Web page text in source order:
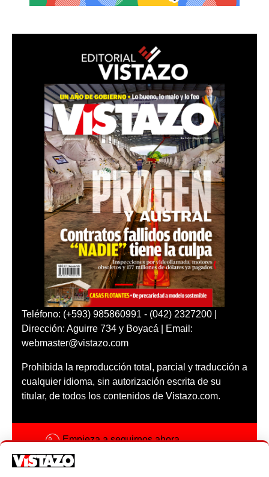
Teléfono: (+593) 985860991 - (042) 2327200 |
Dirección: Aguirre 734 y Boyacá | Email:
webmaster@vistazo.com
Prohibida la reproducción total, parcial y traducción a
cualquier idioma, sin autorización escrita de su
titular, de todos los contenidos de Vistazo.com.
Empieza a seguirnos ahora